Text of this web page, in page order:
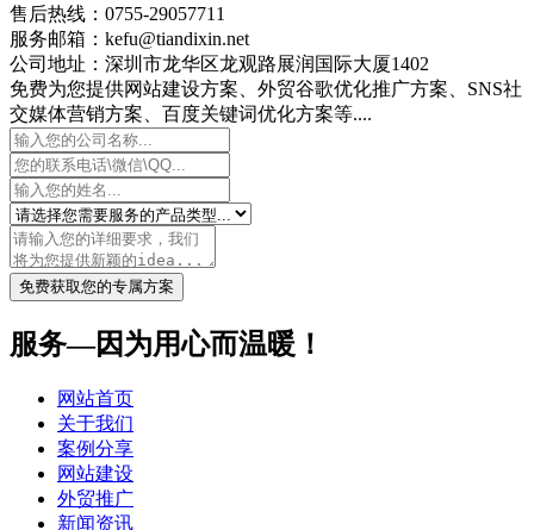
售后热线：0755-29057711
服务邮箱：kefu@tiandixin.net
公司地址：深圳市龙华区龙观路展润国际大厦1402
免费为您提供网站建设方案、外贸谷歌优化推广方案、SNS社
交媒体营销方案、百度关键词优化方案等....
免费获取您的专属方案
服务—因为用心而温暖！
网站首页
关于我们
案例分享
网站建设
外贸推广
新闻资讯